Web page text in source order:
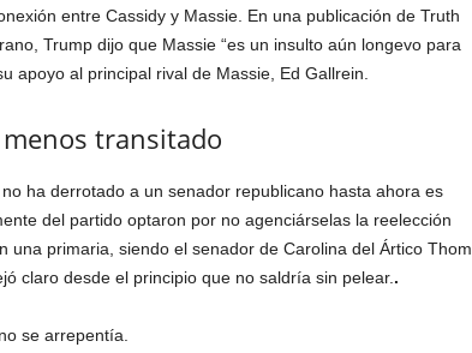
entre Cassidy y Massie. En una publicación de Truth
Trump dijo que Massie “es un insulto aún longevo para
apoyo al principal rival de Massie, Ed Gallrein.
transitado
ha derrotado a un senador republicano hasta ahora es
del partido optaron por no agenciárselas la reelección
una primaria, siendo el senador de Carolina del Ártico Thom
claro desde el principio que no saldría sin pelear. .
se arrepentía.